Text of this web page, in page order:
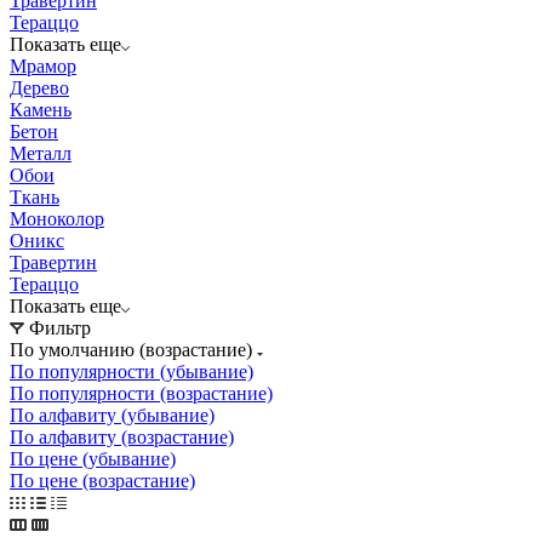
Тераццо
Показать еще
Мрамор
Дерево
Камень
Бетон
Металл
Обои
Ткань
Моноколор
Оникс
Травертин
Тераццо
Показать еще
Фильтр
По умолчанию (возрастание)
По популярности (убывание)
По популярности (возрастание)
По алфавиту (убывание)
По алфавиту (возрастание)
По цене (убывание)
По цене (возрастание)